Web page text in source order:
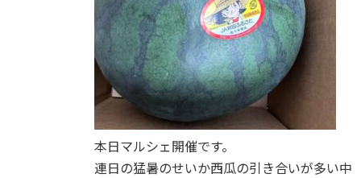
本日マルシェ開催です。
連日の猛暑のせいか西瓜の引き合いが多い中